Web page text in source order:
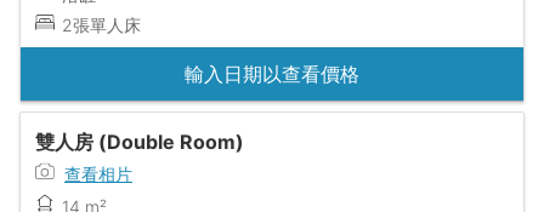
2張單人床
輸入日期以查看價格
雙人房 (Double Room)
查看相片
14 m²